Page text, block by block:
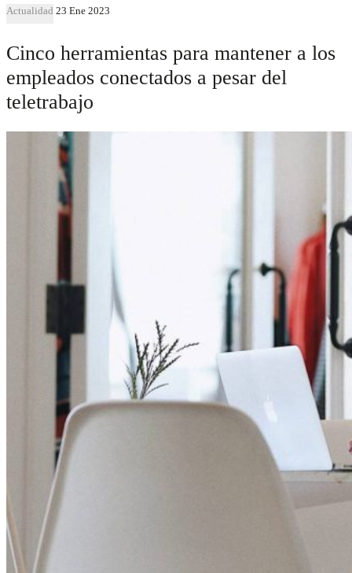
Actualidad 23 Ene 2023
Cinco herramientas para mantener a los
empleados conectados a pesar del
teletrabajo